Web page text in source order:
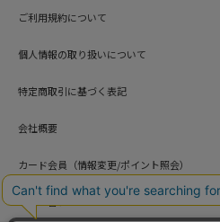
ご利用規約について
個人情報の取り扱いについて
特定商取引に基づく表記
会社概要
カード会員（情報変更/ポイント照会）